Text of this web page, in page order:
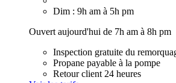
Dim : 9h am à 5h pm
Ouvert aujourd'hui de 7h am à 8h pm
Inspection gratuite du
Propane payable à la pompe
Retour client 24 heures